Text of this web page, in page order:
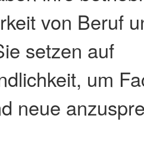
von Beruf
setzen auf
um
neue